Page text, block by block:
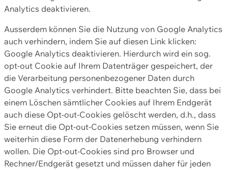
Analytics deaktivieren.
Ausserdem können Sie die Nutzung von Google Analytics
auch verhindern, indem Sie auf diesen Link klicken:
Google Analytics deaktivieren. Hierdurch wird ein sog.
opt-out Cookie auf Ihrem Datenträger gespeichert, der
die Verarbeitung personenbezogener Daten durch
Google Analytics verhindert. Bitte beachten Sie, dass bei
einem Löschen sämtlicher Cookies auf Ihrem Endgerät
auch diese Opt-out-Cookies gelöscht werden, d.h., dass
Sie erneut die Opt-out-Cookies setzen müssen, wenn Sie
weiterhin diese Form der Datenerhebung verhindern
wollen. Die Opt-out-Cookies sind pro Browser und
Rechner/Endgerät gesetzt und müssen daher für jeden